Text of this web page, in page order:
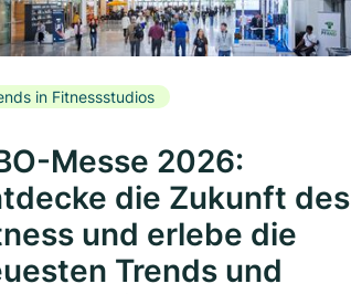
in Fitnessstudios
Messe 2026:
die Zukunft des
und erlebe die
Trends und